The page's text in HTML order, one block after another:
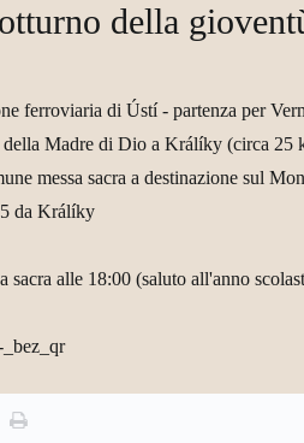
della
ferroviaria di Ústí - partenza per
della Madre di Dio a Králíky (circa 25
messa sacra a destinazione sul
da Králíky
sacra alle 18:00 (saluto all'anno